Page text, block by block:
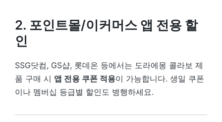
2. 포인트몰/이커머스 앱 전용 할
인
SSG닷컴, GS샵, 롯데온 등에서는 도라에몽 콜라보 제
품 구매 시 앱 전용 쿠폰 적용이 가능합니다. 생일 쿠폰
이나 멤버십 등급별 할인도 병행하세요.